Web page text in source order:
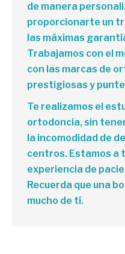
de manera
proporcionarte un
las máximas
Trabajamos con el
con las marcas de
prestigiosas y
Te realizamos el
ortodoncia, sin
la incomodidad de
centros. Estamos a
experiencia de
Recuerda que una
mucho de tí.